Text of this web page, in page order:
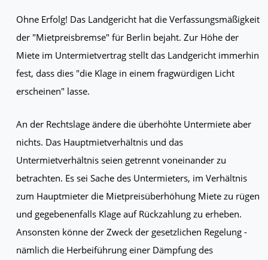
Ohne Erfolg! Das Landgericht hat die Verfassungsmäßigkeit
der "Mietpreisbremse" für Berlin bejaht. Zur Höhe der
Miete im Untermietvertrag stellt das Landgericht immerhin
fest, dass dies "die Klage in einem fragwürdigen Licht
erscheinen" lasse.
An der Rechtslage ändere die überhöhte Untermiete aber
nichts. Das Hauptmietverhältnis und das
Untermietverhältnis seien getrennt voneinander zu
betrachten. Es sei Sache des Untermieters, im Verhältnis
zum Hauptmieter die Mietpreisüberhöhung Miete zu rügen
und gegebenenfalls Klage auf Rückzahlung zu erheben.
Ansonsten könne der Zweck der gesetzlichen Regelung -
nämlich die Herbeiführung einer Dämpfung des